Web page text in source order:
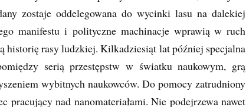
zostaje oddelegowana do wycinki lasu na dalekiej
manifestu i polityczne machinacje wprawią w ruch
historię rasy ludzkiej. Kilkadziesiąt lat później specjalna
serią przestępstw w światku naukowym, grą
wybitnych naukowców. Do pomocy zatrudniony
pracujący nad nanomateriałami. Nie podejrzewa nawet